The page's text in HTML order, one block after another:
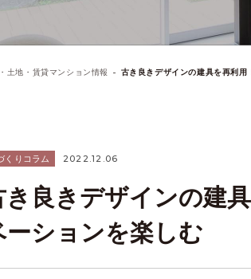
土地・賃貸マンション情報 古き良きデザインの建具を再利
くりコラム 2022.12.06
き良きデザインの建
ーションを楽しむ